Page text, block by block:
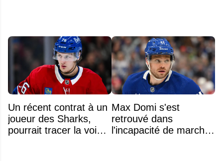
Un récent contrat à un
joueur des Sharks,
pourrait tracer la voie à
Max Domi s'est
retrouvé dans
l'incapacité de marcher